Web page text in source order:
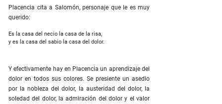
Placencia cita a Salomón, personaje que le es muy
querido:
Es la casa del necio la casa de la risa,
y es la casa del sabio la casa del dolor.
Y efectivamente hay en Placencia un aprendizaje del
dolor en todos sus colores. Se presiente un asedio
por la nobleza del dolor, la austeridad del dolor, la
soledad del dolor, la admiración del dolor y el valor